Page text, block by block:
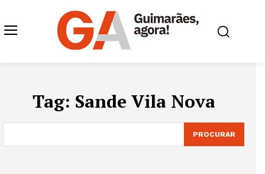
Tag: Sande Vila Nova
PROCURAR